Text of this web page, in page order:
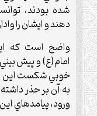
شده بودند،
دهند و ايشان را
واضح است که
امام(ع) و پيش
خوبي شکست اين
به آن بر حذر
ورود، پيامدهاي